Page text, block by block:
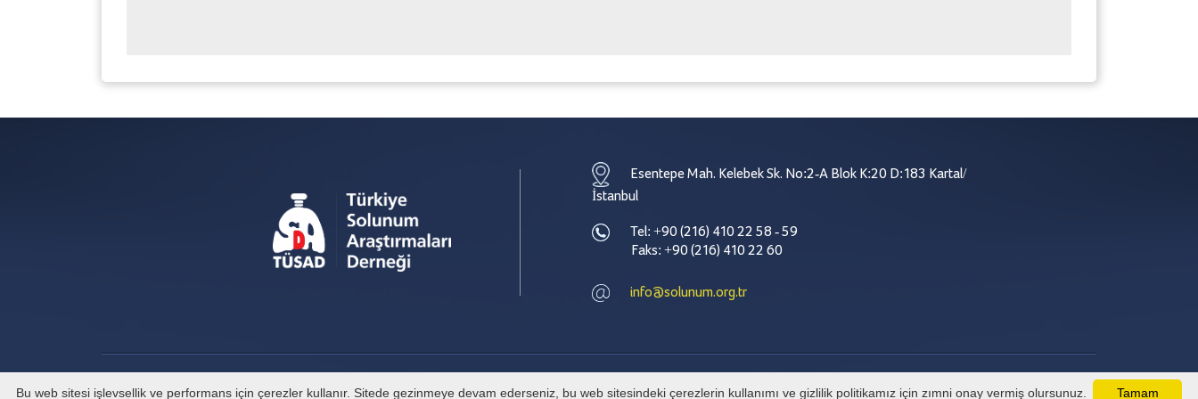
Esentepe Mah. Kelebek Sk. No:2-A Blok K:20 D:183 Kartal/
İstanbul
Tel: +90 (216) 410 22 58 - 59
Faks: +90 (216) 410 22 60
info@solunum.org.tr
Tamam
Bu web sitesi işlevsellik ve performans için çerezler kullanır. Sitede gezinmeye devam ederseniz, bu web sitesindeki çerezlerin kullanımı ve gizlilik politikamız için zımni onay vermiş olursunuz.